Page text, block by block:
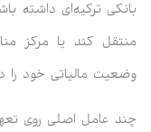
ترکیه‌ای داشته باشد،
کند یا مرکز منافع
مالیاتی خود را
عامل اصلی روی تعهد